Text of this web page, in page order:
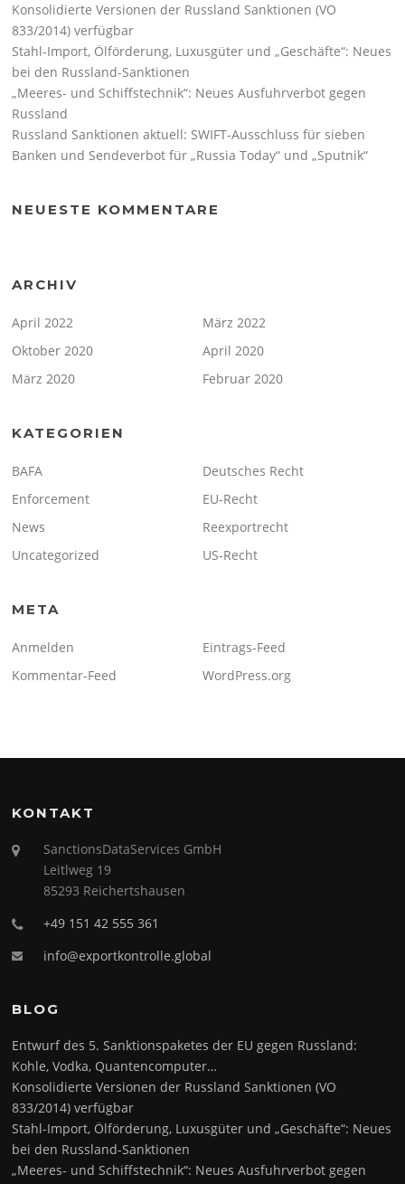
Konsolidierte Versionen der Russland Sanktionen (VO
833/2014) verfügbar
Stahl-Import, Ölförderung, Luxusgüter und „Geschäfte“: Neues
bei den Russland-Sanktionen
„Meeres- und Schiffstechnik“: Neues Ausfuhrverbot gegen
Russland
Russland Sanktionen aktuell: SWIFT-Ausschluss für sieben
Banken und Sendeverbot für „Russia Today“ und „Sputnik“
NEUESTE KOMMENTARE
ARCHIV
April 2022
März 2022
Oktober 2020
April 2020
März 2020
Februar 2020
KATEGORIEN
BAFA
Deutsches Recht
Enforcement
EU-Recht
News
Reexportrecht
Uncategorized
US-Recht
META
Anmelden
Eintrags-Feed
Kommentar-Feed
WordPress.org
KONTAKT
SanctionsDataServices GmbH
Leitlweg 19
85293 Reichertshausen
+49 151 42 555 361
info@exportkontrolle.global
BLOG
Entwurf des 5. Sanktionspaketes der EU gegen Russland:
Kohle, Vodka, Quantencomputer…
Konsolidierte Versionen der Russland Sanktionen (VO
833/2014) verfügbar
Stahl-Import, Ölförderung, Luxusgüter und „Geschäfte“: Neues
bei den Russland-Sanktionen
„Meeres- und Schiffstechnik“: Neues Ausfuhrverbot gegen